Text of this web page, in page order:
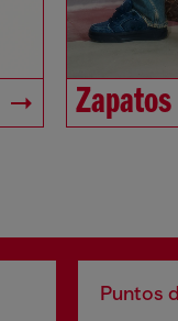
Zapatos
Puntos